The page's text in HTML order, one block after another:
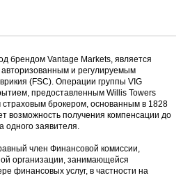
брендом Vantage Markets, является
и регулируемым
(FSC). Операции группы VIG
предоставленным Willis Towers
страховым брокером, основанным в 1828
возможность получения компенсации до
заявителя.
член Финансовой комиссии,
организации, занимающейся
финансовых услуг, в частности на